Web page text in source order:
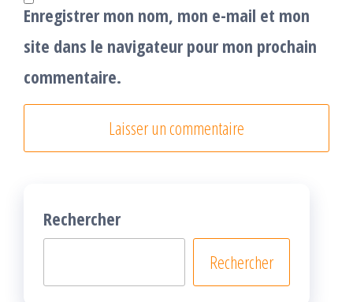
Enregistrer mon nom, mon e-mail et mon
site dans le navigateur pour mon prochain
commentaire.
Rechercher
Rechercher